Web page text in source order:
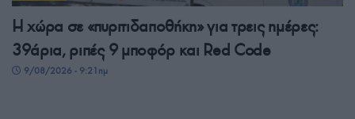
Η χώρα σε «πυριτιδαποθήκη» για τρεις ημέρες:
39άρια, ριπές 9 μποφόρ και Red Code
9/08/2026 - 9:21πμ